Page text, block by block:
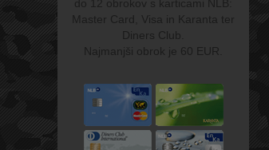
do 12 obrokov s karticami NLB:
Master Card, Visa in Karanta ter
Diners Club.
Najmanjši obrok je 60 EUR.